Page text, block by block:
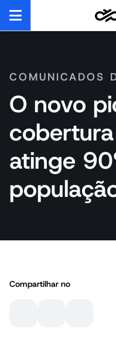
COMUNICADOS
O novo
atinge
Compartilhar no